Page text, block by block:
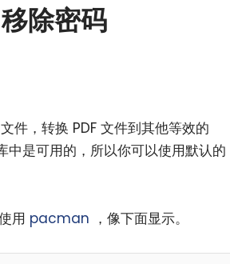
除密码
件，转换 PDF 文件到其他等效的
是可用的，所以你可以使用默认的
用 pacman ，像下面显示。